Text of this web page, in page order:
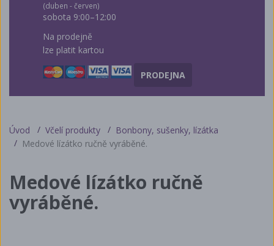
(duben - červen)
sobota 9:00–12:00
Na prodejně
lze platit kartou
PRODEJNA
Úvod Včelí produkty
Bonbony, sušenky, lízátka
Medové lízátko ručně vyráběné.
Medové lízátko ručně
vyráběné.